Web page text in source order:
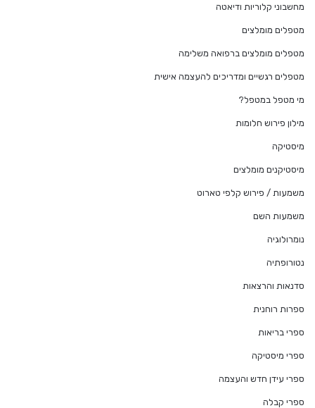
מחשבוני קלוריות ודיאטה
מטפלים מומלצים
מטפלים מומלצים ברפואה משלימה
מטפלים רגשיים ומדריכים להעצמה אישית
מי מטפל במטפל?
מילון פירוש חלומות
מיסטיקה
מיסטיקנים מומלצים
משמעות / פירוש קלפי טארוט
משמעות השם
נומרולוגיה
נטורופתיה
סדנאות והרצאות
ספרות רוחנית
ספרי בריאות
ספרי מיסטיקה
ספרי עידן חדש והעצמה
ספרי קבלה